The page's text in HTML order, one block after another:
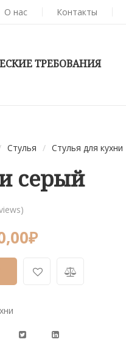
О нас Контакты
ТРЕБОВАНИЯ
Стулья / Стулья для кухни
серый
₽